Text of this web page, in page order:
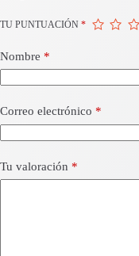
TU PUNTUACIÓN *
Nombre *
Correo electrónico *
Tu valoración *